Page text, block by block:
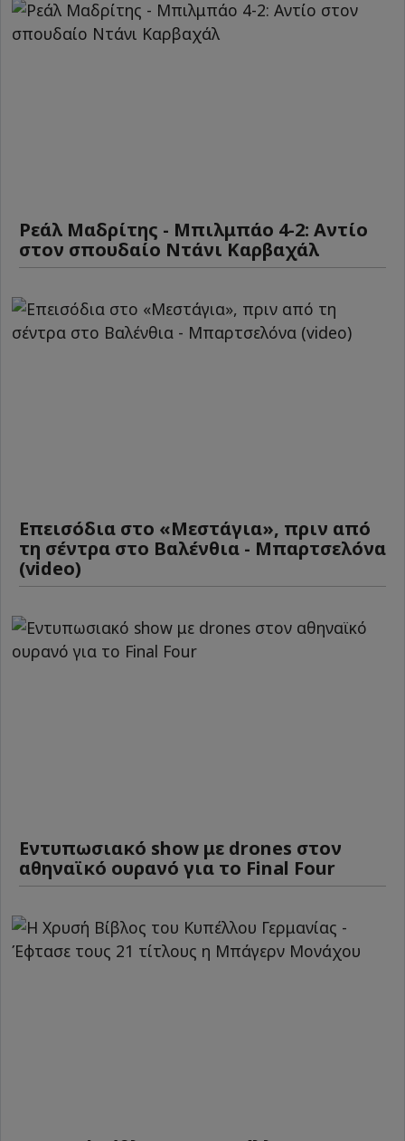
Ρεάλ Μαδρίτης - Μπιλμπάο 4-2: Αντίο
στον σπουδαίο Ντάνι Καρβαχάλ
Επεισόδια στο «Μεστάγια», πριν από
τη σέντρα στο Βαλένθια - Μπαρτσελόνα
(video)
Εντυπωσιακό show με drones στον
αθηναϊκό ουρανό για το Final Four